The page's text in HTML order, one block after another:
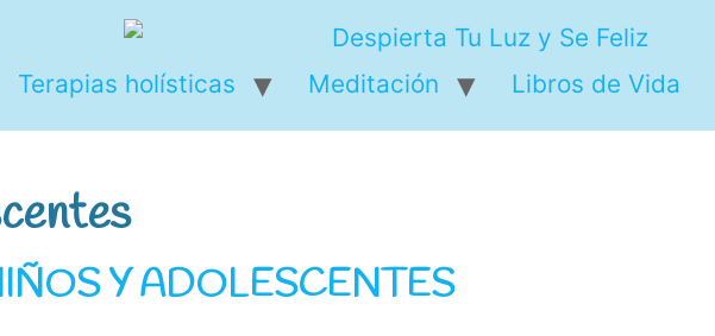
Terapias holísticas Meditación Libros de Vida
Y ADOLESCENTES